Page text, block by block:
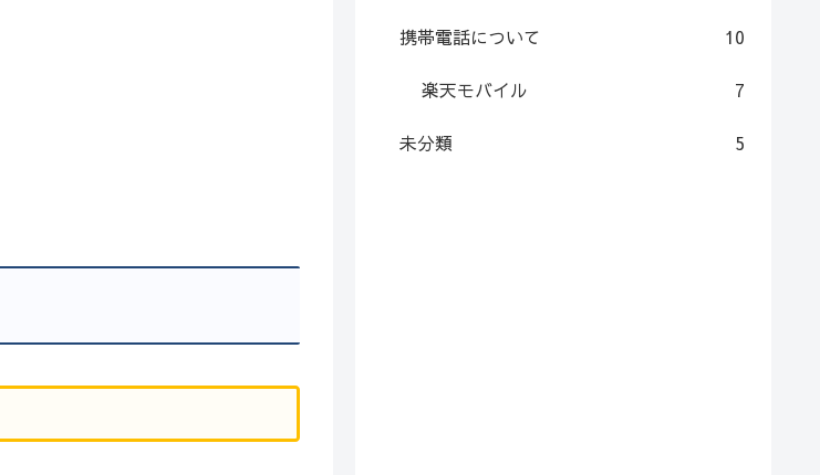
携帯電話について 10
楽天モバイル 7
未分類 5